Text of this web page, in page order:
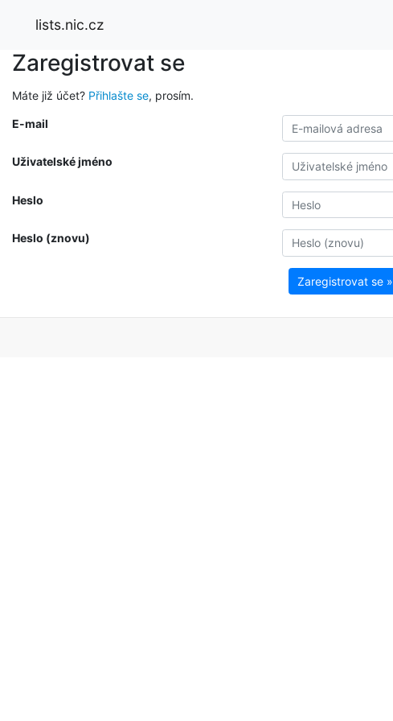
lists.nic.cz
Zaregistrovat se
Máte již účet? Přihlašte se, prosím.
E-mail
Uživatelské jméno
Heslo
Heslo (znovu)
Zaregistrovat se »